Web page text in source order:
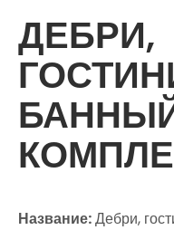
ДЕБРИ,
Название:Дебри,